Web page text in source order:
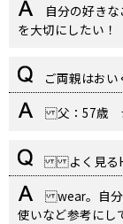
自分の好き
を大切にしたい！
ご両親はおい
父：57
よく見る
wear。自分
使いなど参考にし